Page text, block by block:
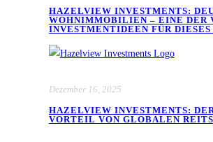
HAZELVIEW INVESTMENTS:
WOHNIMMOBILIEN – EINE DER
INVESTMENTIDEEN FÜR
Dezember 16, 2025
HAZELVIEW INVESTMENTS:
VORTEIL VON GLOBALEN REITS